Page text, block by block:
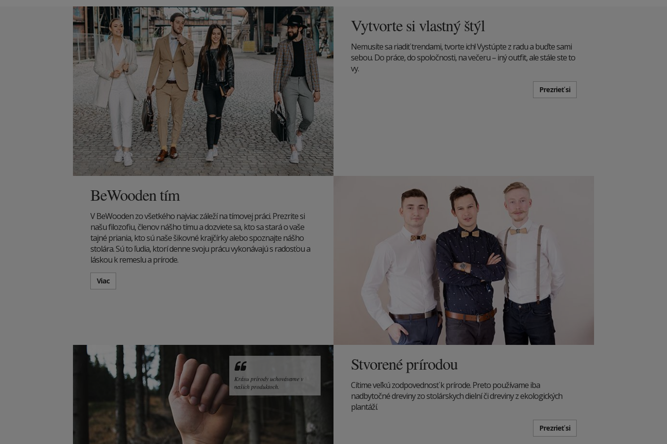
Vytvorte si vlastný štýl
Nemusíte sa riadiť trendami, tvorte ich! Vystúpte z radu a buďte sami
sebou. Do práce, do spoločnosti, na večeru – iný outfit, ale stále ste to
vy.
Prezrieť si
BeWooden tím
V BeWooden zo všetkého najviac záleží na tímovej práci. Prezrite si
našu filozofiu, členov nášho tímu a dozviete sa, kto sa stará o vaše
tajné priania, kto sú naše šikovné krajčírky alebo spoznajte nášho
stolára. Sú to ľudia, ktorí denne svoju prácu vykonávajú s radosťou a
láskou k remeslu a prírode.
Viac
Stvorené prírodou
Cítime veľkú zodpovednosť k prírode. Preto používame iba
nadbytočné dreviny zo stolárskych dielní či dreviny z ekologických
plantáží.
Prezrieť si
Krásu prírody uchovávame v
našich produktoch.